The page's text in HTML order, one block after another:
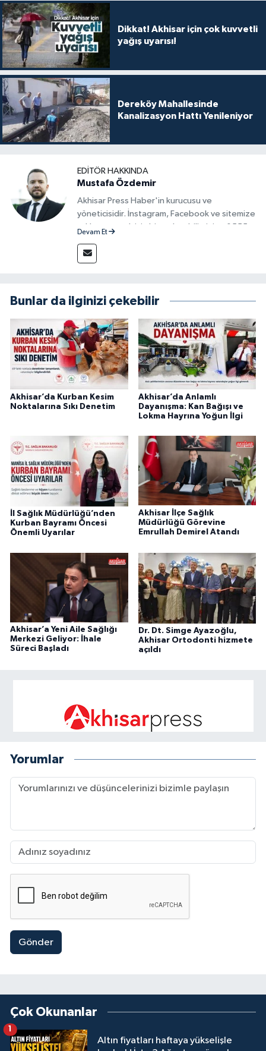
Dikkat! Akhisar için çok kuvvetli
yağış uyarısı!
Dereköy Mahallesinde
Kanalizasyon Hattı Yenileniyor
EDITÖR HAKKINDA
Mustafa Özdemir
Akhisar Press Haber'in kurucusu ve
yöneticisidir. İnstagram, Facebook ve sitemize
reklam vermek için bize ulaşabilirsiniz - 0555
Devam Et
Bunlar da ilginizi çekebilir
Akhisar’da Kurban Kesim
Noktalarına Sıkı Denetim
Akhisar’da Anlamlı
Dayanışma: Kan Bağışı ve
Lokma Hayrına Yoğun İlgi
İl Sağlık Müdürlüğü’nden
Kurban Bayramı Öncesi
Önemli Uyarılar
Akhisar İlçe Sağlık
Müdürlüğü Görevine
Emrullah Demirel Atandı
Akhisar’a Yeni Aile Sağlığı
Merkezi Geliyor: İhale
Süreci Başladı
Dr. Dt. Simge Ayazoğlu,
Akhisar Ortodonti hizmete
açıldı
Yorumlar
Gönder
Çok Okunanlar
Altın fiyatları haftaya yükselişle